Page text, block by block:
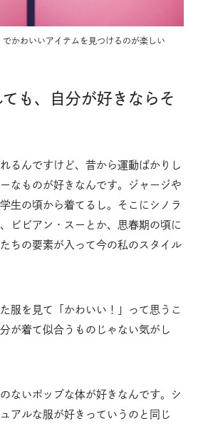
かわいいアイテムを見つけるのが楽しい
も、自分が好きならそ
るんですけど、昔から運動ばかりし
なものが好きなんです。ジャージや
生の頃から着てるし。そこにシノラ
ビビアン・スーとか、思春期の頃に
ちの要素が入って今の私のスタイル
服を見て「かわいい！」って思うこ
が着て似合うものじゃない気がし
ないポップな体が好きなんです。シ
アルな服が好きっていうのと同じ